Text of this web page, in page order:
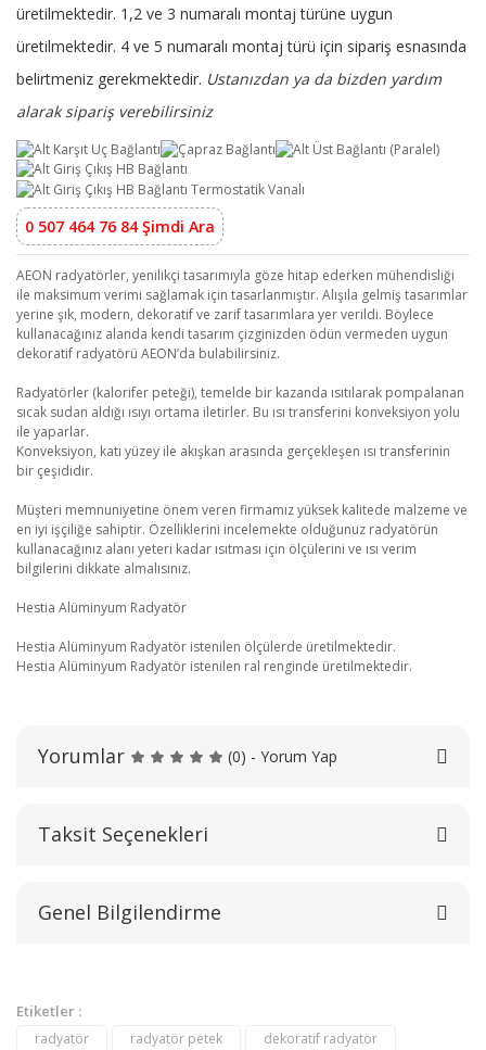
üretilmektedir. 1,2 ve 3 numaralı montaj türüne uygun
üretilmektedir. 4 ve 5 numaralı montaj türü için sipariş esnasında
belirtmeniz gerekmektedir. Ustanızdan ya da bizden yardım
alarak sipariş verebilirsiniz
0 507 464 76 84 Şimdi Ara
AEON radyatörler, yenilikçi tasarımıyla göze hitap ederken mühendisliği
ile maksimum verimi sağlamak için tasarlanmıştır. Alışıla gelmiş tasarımlar
yerine şık, modern, dekoratif ve zarif tasarımlara yer verildi. Böylece
kullanacağınız alanda kendi tasarım çizginizden ödün vermeden uygun
dekoratif radyatörü AEON’da bulabilirsiniz.
Radyatörler (kalorifer peteği), temelde bir kazanda ısıtılarak pompalanan
sıcak sudan aldığı ısıyı ortama iletirler. Bu ısı transferini konveksiyon yolu
ile yaparlar.
Konveksiyon, katı yüzey ile akışkan arasında gerçekleşen ısı transferinin
bir çeşididir.
Müşteri memnuniyetine önem veren firmamız yüksek kalitede malzeme ve
en iyi işçiliğe sahiptir. Özelliklerini incelemekte olduğunuz radyatörün
kullanacağınız alanı yeteri kadar ısıtması için ölçülerini ve ısı verim
bilgilerini dikkate almalısınız.
Hestia Alüminyum Radyatör
Hestia Alüminyum Radyatör istenilen ölçülerde üretilmektedir.
Hestia Alüminyum Radyatör istenilen ral renginde üretilmektedir.
Yorumlar (0) - Yorum Yap
Bu ürüne ilk yorumu siz yapın!
Yorum Yaz
Taksit Seçenekleri
Genel Bilgilendirme
Etiketler :
radyatör radyatör petek dekoratif radyatör